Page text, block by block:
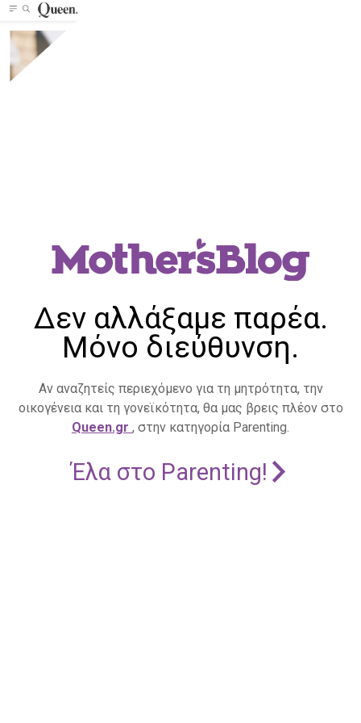
Δεν αλλάξαμε παρέα.
Μόνο διεύθυνση.
Αν αναζητείς περιεχόμενο για τη μητρότητα, την
οικογένεια και τη γονεϊκότητα, θα μας βρεις πλέον στο
Queen.gr , στην κατηγορία Parenting.
Έλα στο Parenting!